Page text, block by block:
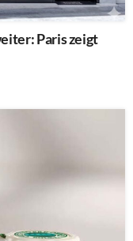
Paris zeigt